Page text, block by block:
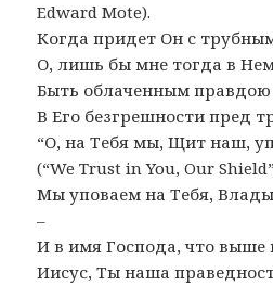
Edward Mote).
Когда придет Он с
О, лишь бы мне тогда в
Быть облаченным правдою
В Его безгрешности пред
“О, на Тебя мы, Щит наш,
(“We Trust in You, Our
Мы уповаем на Тебя,
–
И в имя Господа, что выше
Иисус, Ты наша